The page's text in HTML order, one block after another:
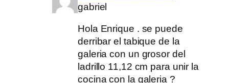
gabriel
Hola Enrique . se puede
derribar el tabique de la
galeria con un grosor del
ladrillo 11,12 cm para unir la
cocina con la galeria ?